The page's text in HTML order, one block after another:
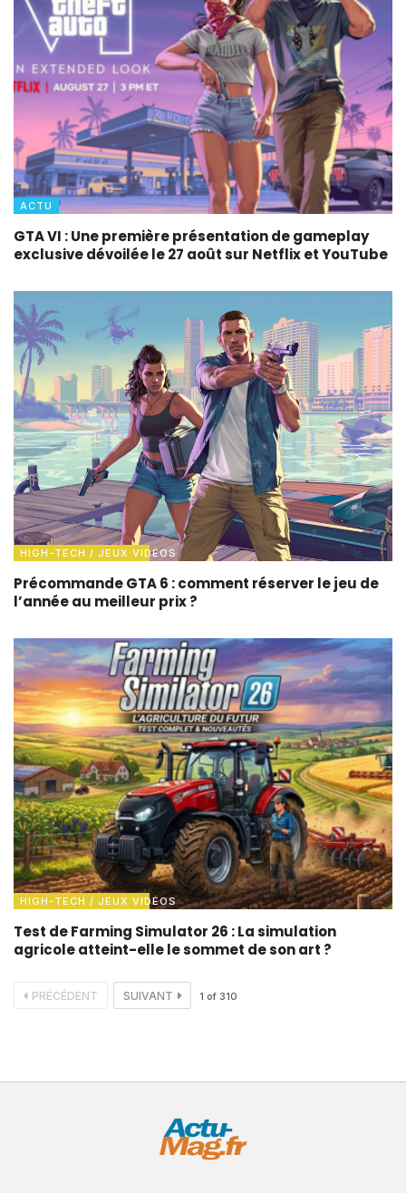
ACTU
GTA VI : Une première présentation de gameplay
exclusive dévoilée le 27 août sur Netflix et YouTube
HIGH-TECH / JEUX VIDÉOS
Précommande GTA 6 : comment réserver le jeu de
l’année au meilleur prix ?
HIGH-TECH / JEUX VIDÉOS
Test de Farming Simulator 26 : La simulation
agricole atteint-elle le sommet de son art ?
PRÉCÉDENT SUIVANT 1 of 310